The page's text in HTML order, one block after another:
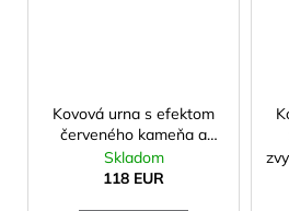
Kovová urna s efektom
červeného kameňa a
vlysom
Skladom
118 EUR